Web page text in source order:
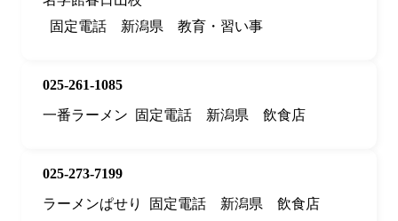
固定電話
新潟県 教育・習い事
025-261-1085
一番ラーメン
固定電話 新潟県 飲食店
025-273-7199
ラーメンぱせり
固定電話 新潟県 飲食店